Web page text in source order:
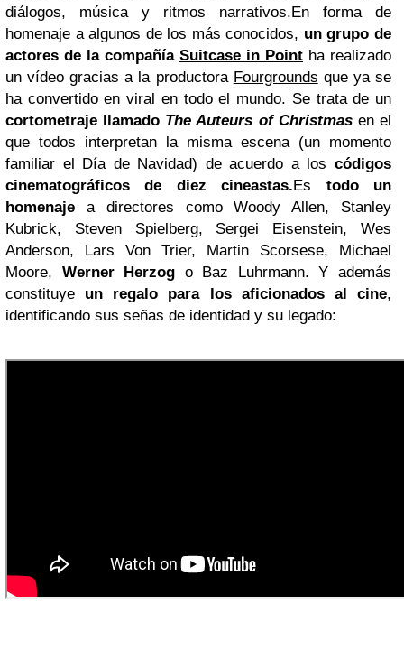
diálogos, música y ritmos narrativos.En forma de
homenaje a algunos de los más conocidos, un grupo de
actores de la compañía Suitcase in Point ha realizado
un vídeo gracias a la productora Fourgrounds que ya se
ha convertido en viral en todo el mundo. Se trata de un
cortometraje llamado The Auteurs of Christmasen el
que todos interpretan la misma escena (un momento
familiar el Día de Navidad) de acuerdo a los códigos
cinematográficos de diez cineastas.Es todo un
homenaje a directores como Woody Allen, Stanley
Kubrick, Steven Spielberg, Sergei Eisenstein, Wes
Anderson, Lars Von Trier, Martin Scorsese, Michael
Moore, Werner Herzog o Baz Luhrmann. Y además
constituye un regalo para los aficionados al cine,
identificando sus señas de identidad y su legado: